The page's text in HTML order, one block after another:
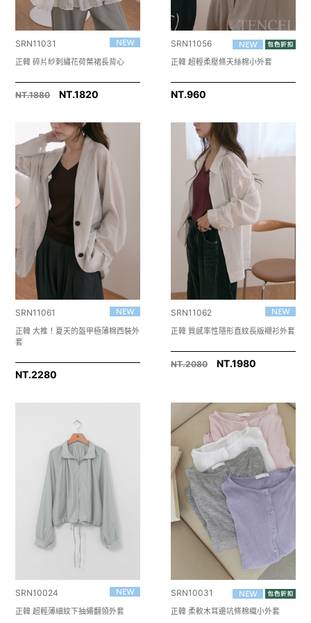
SRN11031
正韓 碎片紗刺繡花荷葉裙長背心
NT.1880 NT.1820
SRN11056
正韓 超輕柔壓條天絲棉小外套
NT.960
SRN11061
正韓 大推！夏天的盔甲極薄棉西裝外
套
NT.2280
SRN11062
正韓 質感率性隱形直紋長版襯衫外套
NT.2080 NT.1980
SRN10024
正韓 超輕薄細紋下抽繩翻領外套
SRN10031
正韓 柔軟木耳邊坑條棉織小外套